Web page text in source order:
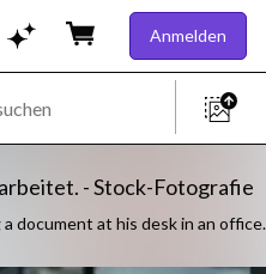
Anmelden
- Stock-Fotografie
document at his desk in an office.